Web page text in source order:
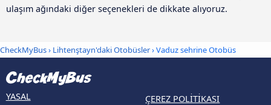
ulaşım ağındaki diğer seçenekleri de dikkate alıyoruz.
CheckMyBus› Lihtenştayn'daki Otobüsler› Vaduz sehrine Otobüs
YASAL
ÇEREZ POLITIKASI